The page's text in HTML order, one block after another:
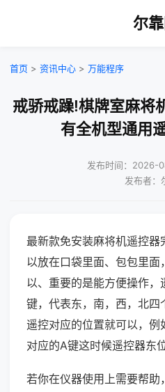
尔
首页 > 资讯中心 > 万能程序
戒骄戒躁!棋牌室麻将
有全机型通用
发布时间：2026-
发布者：
最新款免安装麻将机遥控
以放在口袋里面、包包里
以、重要的是能方便操作
键，代表东，南，西，北
遥控对应的位置就可以，
对应的A键这时候遥控器东
若你在仪器使用上需要帮